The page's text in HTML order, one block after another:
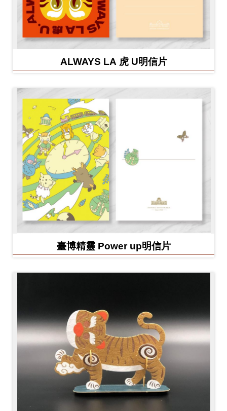
ALWAYS LA 虎 U明信片
臺博精靈 Power up明信片